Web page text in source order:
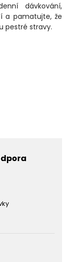
dávkování,
a pamatujte, že
pestré stravy.